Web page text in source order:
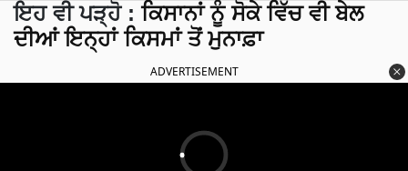
ਇਹ ਵੀ ਪੜ੍ਹੋ : ਕਿਸਾਨਾਂ ਨੂੰ ਸੋਕੇ ਵਿੱਚ ਵੀ ਬੇਲ
ਦੀਆਂ ਇਨ੍ਹਾਂ ਕਿਸਮਾਂ ਤੋਂ ਮੁਨਾਫ਼ਾ
ADVERTISEMENT